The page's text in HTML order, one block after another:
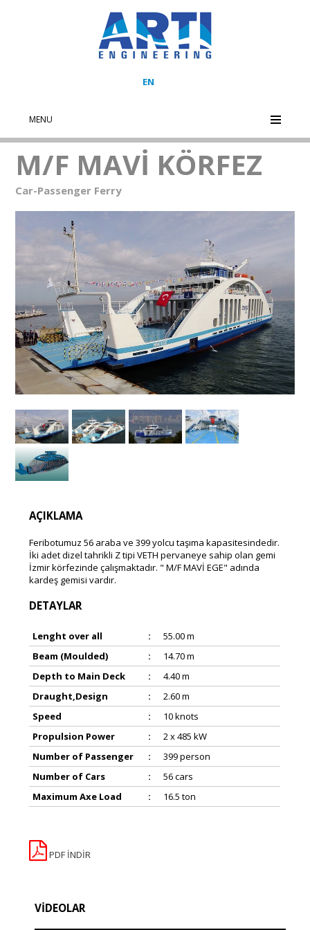
EN
MENU
M/F MAVİ KÖRFEZ
Car-Passenger Ferry
AÇIKLAMA
Feribotumuz 56 araba ve 399 yolcu taşıma kapasitesindedir.
İki adet dizel tahrikli Z tipi VETH pervaneye sahip olan gemi
İzmir körfezinde çalışmaktadır. " M/F MAVİ EGE" adında
kardeş gemisi vardır.
DETAYLAR
Lenght over all :
55.00 m
Beam (Moulded)
:
14.70 m
Depth to Main Deck
:
4.40 m
Draught,Design
:
2.60 m
Speed
:
10 knots
Propulsion Power
:
2 x 485 kW
Number of Passenger
:
399 person
Number of Cars
:
56 cars
Maximum Axe Load
: 16.5 ton
PDF İNDİR
VİDEOLAR